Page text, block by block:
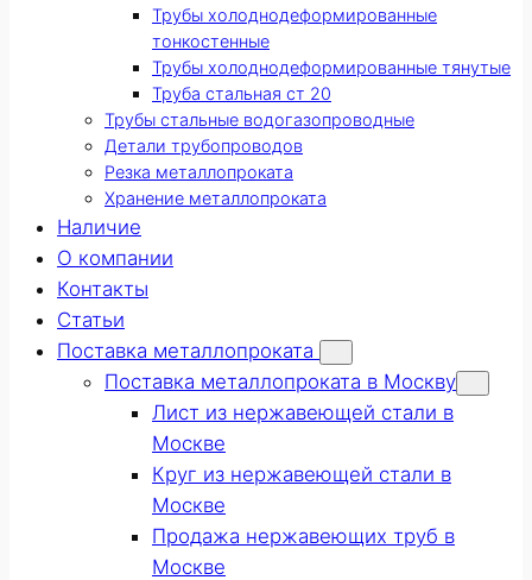
Трубы холоднодеформированные
тонкостенные
Трубы холоднодеформированные тянутые
Труба стальная ст 20
Трубы стальные водогазопроводные
Детали трубопроводов
Резка металлопроката
Хранение металлопроката
Наличие
О компании
Контакты
Статьи
Поставка металлопроката
Поставка металлопроката в Москву
Лист из нержавеющей стали в
Москве
Круг из нержавеющей стали в
Москве
Продажа нержавеющих труб в
Москве